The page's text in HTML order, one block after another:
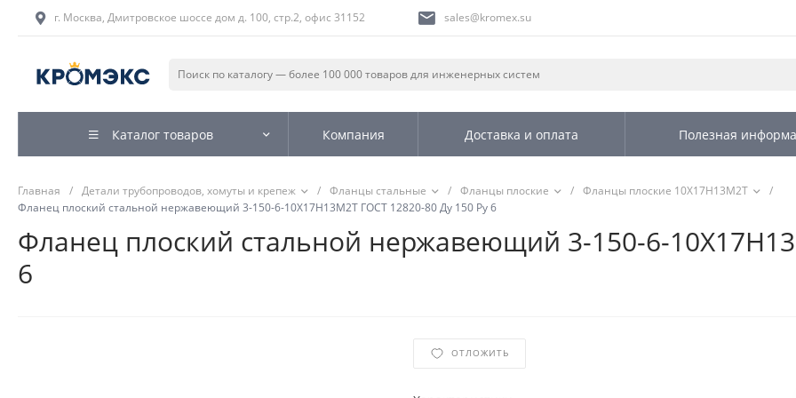
г. Москва, Дмитровское шоссе дом д. 100, стр.2, офис 31152 sales@kromex.su
Каталог товаров Компания Доставка и оплата Полезная
Главная / Детали трубопроводов, хомуты и крепеж / Фланцы стальные / Фланцы плоские / Фланцы плоские 10Х17Н13М2Т
/
Фланец плоский стальной нержавеющий 3-150-6-10Х17Н13М2Т ГОСТ 12820-80 Ду 150 Ру 6
Фланец плоский стальной нержавеющий 3-150-6-
6
ОТЛОЖИТЬ